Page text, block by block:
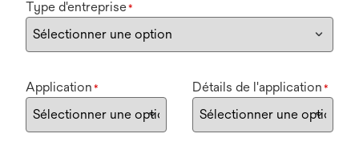
Type d'entreprise*
Application * Détails de l'application *